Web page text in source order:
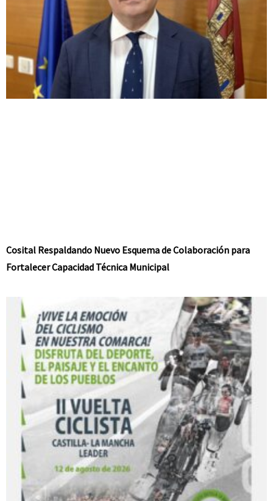
Cosital Respaldando Nuevo Esquema de Colaboración para
Fortalecer Capacidad Técnica Municipal